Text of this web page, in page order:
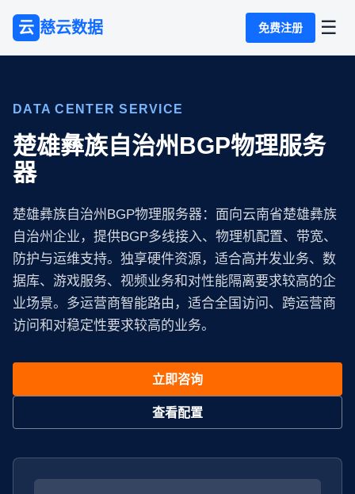
云 慈云数据 免费注册 ☰
DATA CENTER SERVICE
楚雄彝族自治州BGP物理服务
器
楚雄彝族自治州BGP物理服务器：面向云南省楚雄彝族
自治州企业，提供BGP多线接入、物理机配置、带宽、
防护与运维支持。独享硬件资源，适合高并发业务、数
据库、游戏服务、视频业务和对性能隔离要求较高的企
业场景。多运营商智能路由，适合全国访问、跨运营商
访问和对稳定性要求较高的业务。
立即咨询
查看配置